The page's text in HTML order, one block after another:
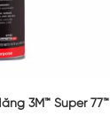
3M™ Super 77™